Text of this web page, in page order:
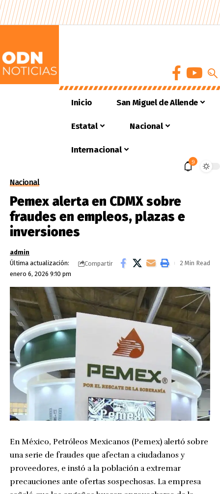
Inicio San Miguel de Allende
Estatal Nacional
Internacional
9
Nacional
Pemex alerta en CDMX sobre
fraudes en empleos, plazas e
inversiones
Última actualización:
enero 6, 2026 9:10 pm
admin
Compartir
2 Min Read
En México, Petróleos Mexicanos (Pemex) alertó sobre
una serie de fraudes que afectan a ciudadanos y
proveedores, e instó a la población a extremar
precauciones ante ofertas sospechosas. La empresa